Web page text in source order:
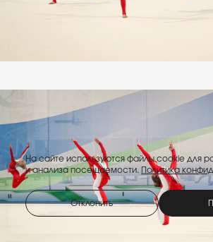
На сайте используются файлы cookie для
и анализа посещаемости. Политика
Отклонить